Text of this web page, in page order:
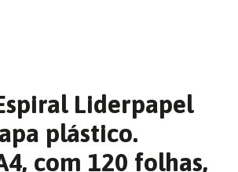
Liderpapel
plástico.
com 120 folhas,